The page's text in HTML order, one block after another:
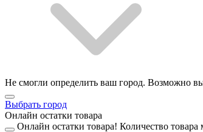
Не смогли определить ваш город. Возможно
Выбрать город
Онлайн остатки товара
Онлайн остатки товара! Количество товара